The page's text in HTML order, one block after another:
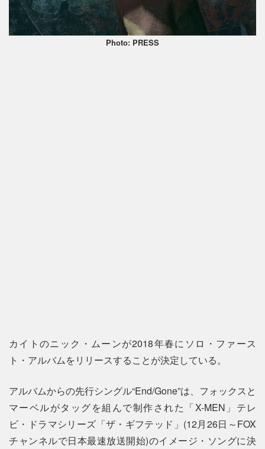
Photo: PRESS
カイトのニック・ムーンが2018年春にソロ・ファース
ト・アルバムをリリースすることが決定している。
アルバムからの先行シングル“End/Gone”は、フォックスと
マーベルがタッグを組んで制作された「X-MEN」テレ
ビ・ドラマシリーズ「ザ・ギフテッド」(12月26日～FOX
チャンネルで日本最速放送開始)のイメージ・ソングに決